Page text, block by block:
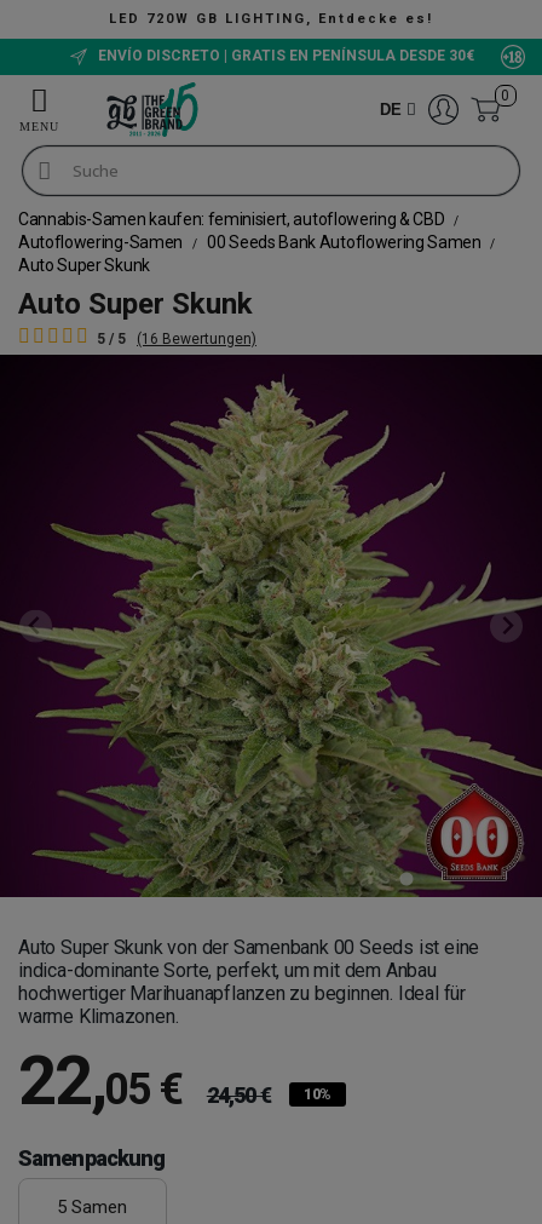
Entdecke es!
ENVÍO DISCRETO | GRATIS EN PENÍNSULA DESDE 30€
DE
0
Cannabis-Samen kaufen: feminisiert, autoflowering & CBD
Autoflowering-Samen
00 Seeds Bank Autoflowering Samen
Auto Super Skunk
Auto Super Skunk
5 / 5 (16 Bewertungen)
Auto Super Skunk von der Samenbank 00 Seeds ist eine
indica-dominante Sorte, perfekt, um mit dem Anbau
hochwertiger Marihuanapflanzen zu beginnen. Ideal für
warme Klimazonen.
22,05 € 24,50 € 10%
Samenpackung
5 Samen